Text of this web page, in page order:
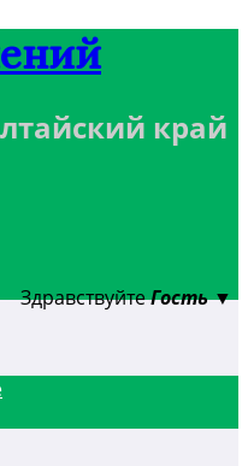
край
ЗдравствуйтеГость▼